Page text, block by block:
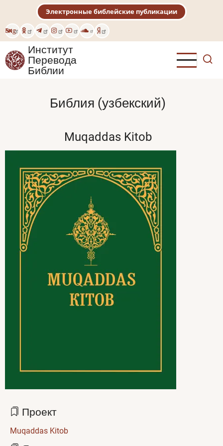
основному
содержанию
Eng
Электронные библейские публикации
Институт
Перевода
Библии
Библия (узбекский)
Muqaddas Kitob
Проект
Muqaddas Kitob